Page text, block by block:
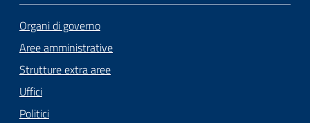
Organi di governo
Aree amministrative
Strutture extra aree
Uffici
Politici